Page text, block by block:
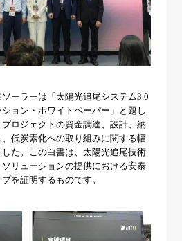
ーラーは「太陽光追尾システム3.0
ョン・ホワイトペーパー」と題し
ロジェクトの資金調達、設計、納
低炭素化への取り組みに関する幅
た。この白書は、太陽光追尾技術
リューションの提供における安泰
を証明するものです。